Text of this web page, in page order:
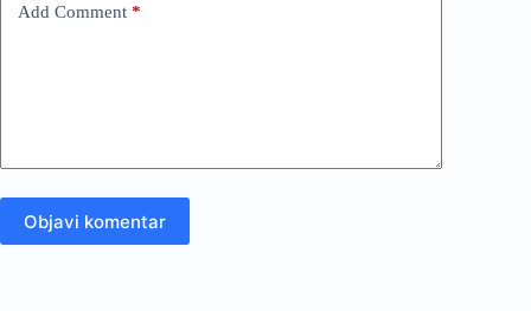
Add Comment *
Objavi komentar